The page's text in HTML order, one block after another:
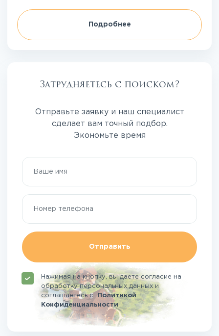
Подробнее
Затрудняетесь с поиском?
Отправьте заявку и наш специалист
сделает вам точный подбор.
Экономьте время
Отправить
Нажимая на кнопку, вы даете согласие на
обработку персональных данных и
соглашаетесьсПолитикой
Конфиденциальности